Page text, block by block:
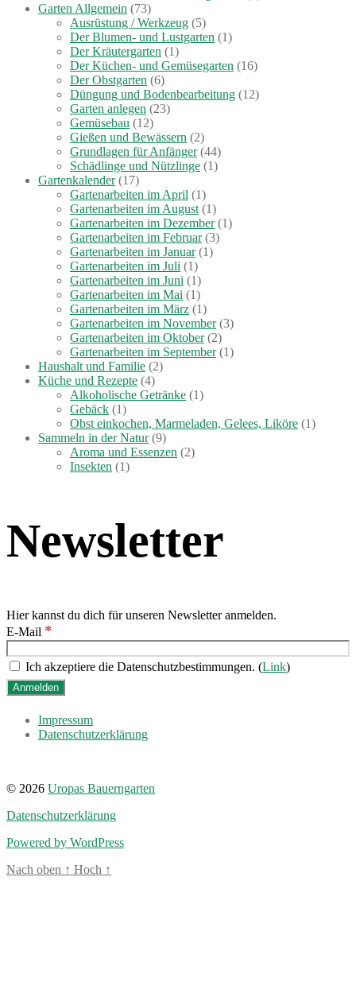
Garten Allgemein (73)
Ausrüstung / Werkzeug (5)
Der Blumen- und Lustgarten (1)
Der Kräutergarten (1)
Der Küchen- und Gemüsegarten (16)
Der Obstgarten (6)
Düngung und Bodenbearbeitung (12)
Garten anlegen (23)
Gemüsebau (12)
Gießen und Bewässern (2)
Grundlagen für Anfänger(44)
Schädlinge und Nützlinge (1)
Gartenkalender(17)
Gartenarbeiten im April (1)
Gartenarbeiten im August (1)
Gartenarbeiten im Dezember(1)
Gartenarbeiten im Februar(3)
Gartenarbeiten im Januar(1)
Gartenarbeiten im Juli (1)
Gartenarbeiten im Juni (1)
Gartenarbeiten im Mai (1)
Gartenarbeiten im März (1)
Gartenarbeiten im November(3)
Gartenarbeiten im Oktober(2)
Gartenarbeiten im September(1)
Haushalt und Familie (2)
Küche und Rezepte (4)
Alkoholische Getränke (1)
Gebäck (1)
Obst einkochen, Marmeladen, Gelees, Liköre (1)
Sammeln in der Natur(9)
Aroma und Essenzen (2)
Insekten (1)
Newsletter
Hier kannst du dich für unseren Newsletter anmelden.
E-Mail *
Ich akzeptiere die Datenschutzbestimmungen. (Link)
Impressum
Datenschutzerklärung
© 2026 Uropas Bauerngarten
Datenschutzerklärung
Powered by WordPress
Nach oben ↑ Hoch ↑